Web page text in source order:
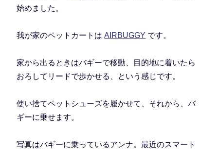
始めました。
我が家のペットカートはAIRBUGGY です。
家から出るときはバギーで移動、目的地に着いたら
おろしてリードで歩かせる、という感じです。
使い捨てペットシューズを履かせて、それから、バ
ギーに乗せます。
写真はバギーに乗っているアンナ。最近のスマート